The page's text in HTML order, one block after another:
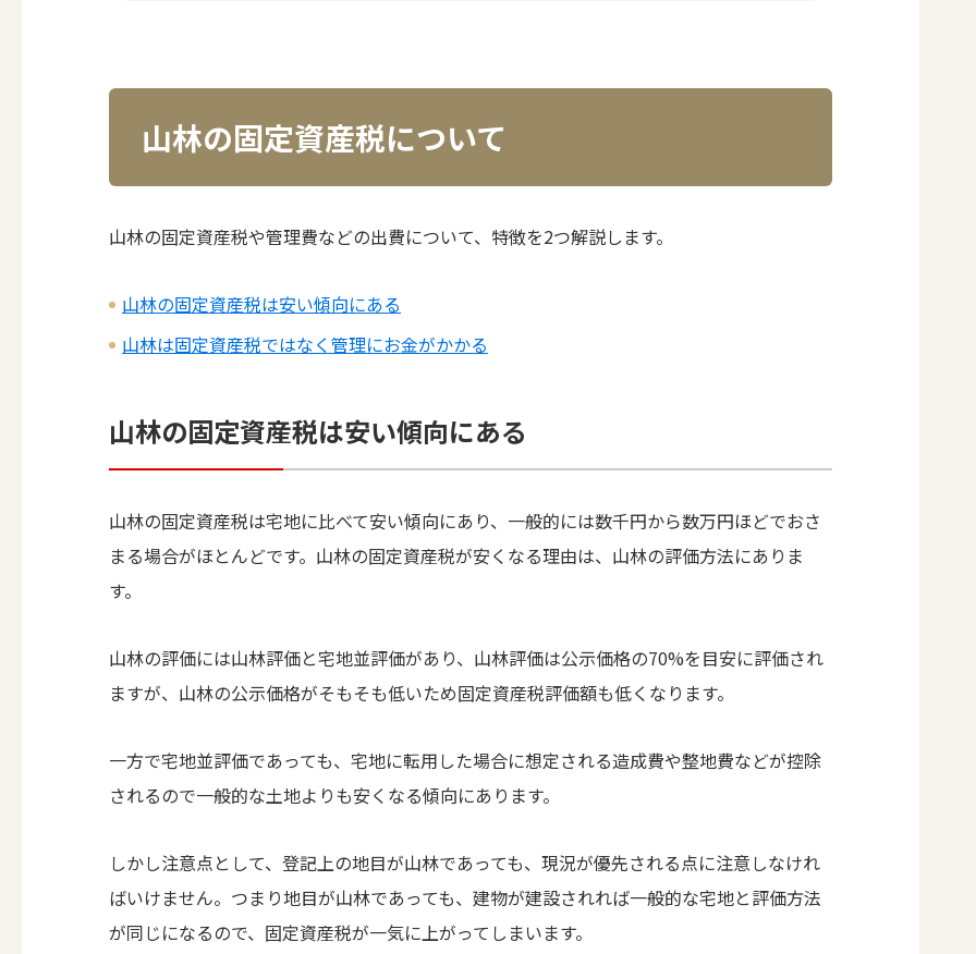
山林の固定資産税について
山林の固定資産税や管理費などの出費について、特徴を2つ解説します。
山林の固定資産税は安い傾向にある
山林は固定資産税ではなく管理にお金がかかる
山林の固定資産税は安い傾向にある
山林の固定資産税は宅地に比べて安い傾向にあり、一般的には数千円から数万円ほどでおさ
まる場合がほとんどです。山林の固定資産税が安くなる理由は、山林の評価方法にありま
す。
山林の評価には山林評価と宅地並評価があり、山林評価は公示価格の70%を目安に評価され
ますが、山林の公示価格がそもそも低いため固定資産税評価額も低くなります。
一方で宅地並評価であっても、宅地に転用した場合に想定される造成費や整地費などが控除
されるので一般的な土地よりも安くなる傾向にあります。
しかし注意点として、登記上の地目が山林であっても、現況が優先される点に注意しなけれ
ばいけません。つまり地目が山林であっても、建物が建設されれば一般的な宅地と評価方法
が同じになるので、固定資産税が一気に上がってしまいます。